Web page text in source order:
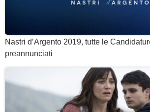
Nastri d’Argento 2019, tutte le
preannunciati